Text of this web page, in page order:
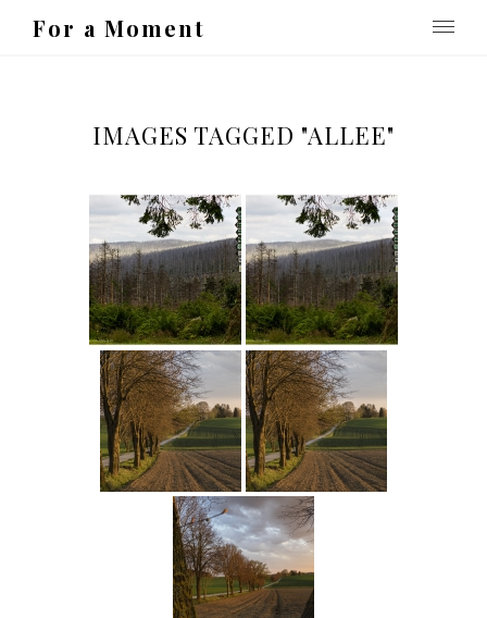
For a Moment
IMAGES TAGGED "ALLEE"